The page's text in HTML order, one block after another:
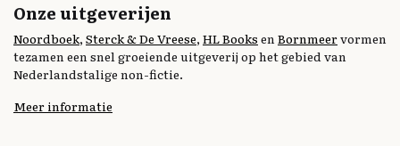
Onze uitgeverijen
Noordboek, Sterck & De Vreese, HL Books enBornmeervormen
tezamen een snel groeiende uitgeverij op het gebied van
Nederlandstalige non-fictie.
Meer informatie